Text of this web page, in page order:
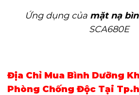
Ứng dụng của mặt nạ
SCA680E
Địa Chỉ Mua Bình Dưỡng
Phòng Chống Độc Tại